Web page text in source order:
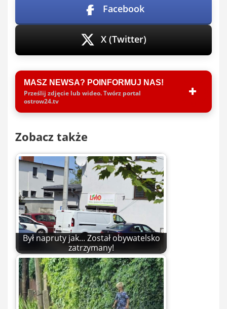
Facebook
X (Twitter)
MASZ NEWSA? POINFORMUJ NAS!
Prześlij zdjęcie lub wideo. Twórz portal
ostrow24.tv
Zobacz także
Był napruty jak... Został obywatelsko
zatrzymany!